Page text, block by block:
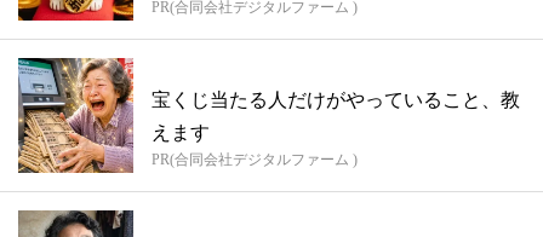
PR(合同会社デジタルファーム )
宝くじ当たる人だけがやっていること、教
えます
PR(合同会社デジタルファーム )